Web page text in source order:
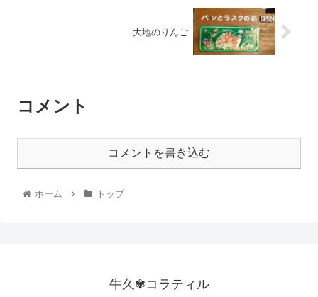
大地のりんご
コメント
コメントを書き込む
ホーム トップ
牛久✾コラティル